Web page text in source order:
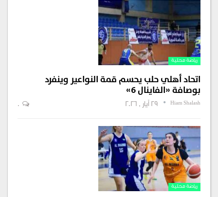
رياضة محلية
اتحاد أهلي حلب يحسم قمة النواعير وينفرد
بوصافة «الفاينال 6»
Hiam Shalash 29 أيار , 2026 0
رياضة محلية